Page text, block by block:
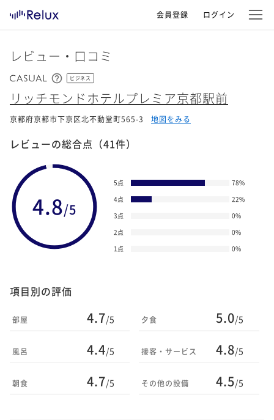
会員登録 ログイン
レビュー・口コミ
ビジネス
リッチモンドホテルプレミア京都駅前
京都府京都市下京区北不動堂町565-3 地図をみる
レビューの総合点 （41件）
4.8/5
5点 78%
4点
22%
3点
0%
2点
0%
1点
0%
項目別の評価
部屋 4.7/5
風呂 4.4/5
朝食 4.7/5
夕食 5.0/5
接客・サービス 4.8/5
その他の設備 4.5/5